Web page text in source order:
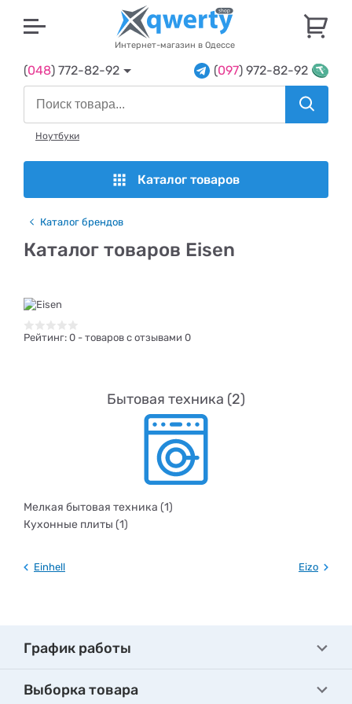
Интернет-магазин в Одессе
(048) 772-82-92 (097) 972-82-92
Ноутбуки
Каталог товаров
Каталог брендов
Каталог товаров Eisen
Рейтинг: 0 - товаров с отзывами 0
Бытовая техника (2)
Мелкая бытовая техника (1)
Кухонные плиты (1)
Einhell Eizo
График работы
Выборка товара